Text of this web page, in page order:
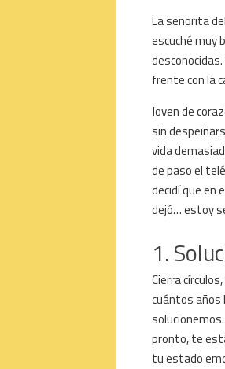
La señorita
escuché muy
frente con la
Joven de
sin
vida
de paso el
decidí que en
dejó… estoy
1.
Cierra
cuántos años
pronto, te
tu estado